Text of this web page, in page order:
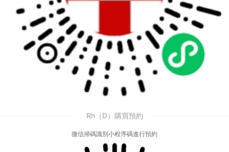
Rh（D）購買預約
微信掃碼識別小程序碼進行預約